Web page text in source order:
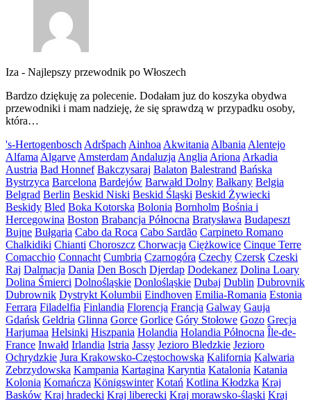
Iza - Najlepszy przewodnik po Włoszech
Bardzo dziękuję za polecenie. Dodałam juz do koszyka obydwa
przewodniki i mam nadzieję, że się sprawdzą w przypadku osoby,
która…
's-HertogenboschAdršpachAinhoaAkwitaniaAlbaniaAlentejo
AlfamaAlgarveAmsterdamAndaluzjaAngliaArionaArkadia
Austria Bad Honnef Bakczysaraj Balaton Balestrand Bańska
Bystrzyca Barcelona Bardejów Barwałd Dolny Bałkany Belgia
Belgrad Berlin Beskid Niski Beskid Śląski Beskid Żywiecki
Beskidy Bled Boka Kotorska Bolonia Bornholm Bośnia i
Hercegowina Boston Brabancja Północna Bratysława Budapeszt
Bujne Bułgaria Cabo da Roca Cabo Sardão Carpineto Romano
Chalkidiki Chianti Choroszcz Chorwacja Ciężkowice Cinque Terre
Comacchio Connacht Cumbria Czarnogóra Czechy Czersk Czeski
Raj Dalmacja Dania Den Bosch Djerdap Dodekanez Dolina Loary
Dolina Śmierci Dolnośląskie Donlośląskie Dubaj Dublin Dubrovnik
Dubrownik Dystrykt Kolumbii Eindhoven Emilia-Romania Estonia
Ferrara Filadelfia Finlandia Florencja Francja Galway Gauja
Gdańsk Geldria Glinna Gorce Gorlice Góry Stołowe Gozo Grecja
Harjumaa Helsinki Hiszpania Holandia Holandia Północna Île-de-
France Inwałd Irlandia Istria Jassy Jezioro Bledzkie Jezioro
Ochrydzkie Jura Krakowsko-Częstochowska Kalifornia Kalwaria
Zebrzydowska Kampania Kartagina Karyntia Katalonia Katania
Kolonia Komańcza Königswinter Kotań Kotlina Kłodzka Kraj
Basków Kraj hradecki Kraj liberecki Kraj morawsko-śląski Kraj